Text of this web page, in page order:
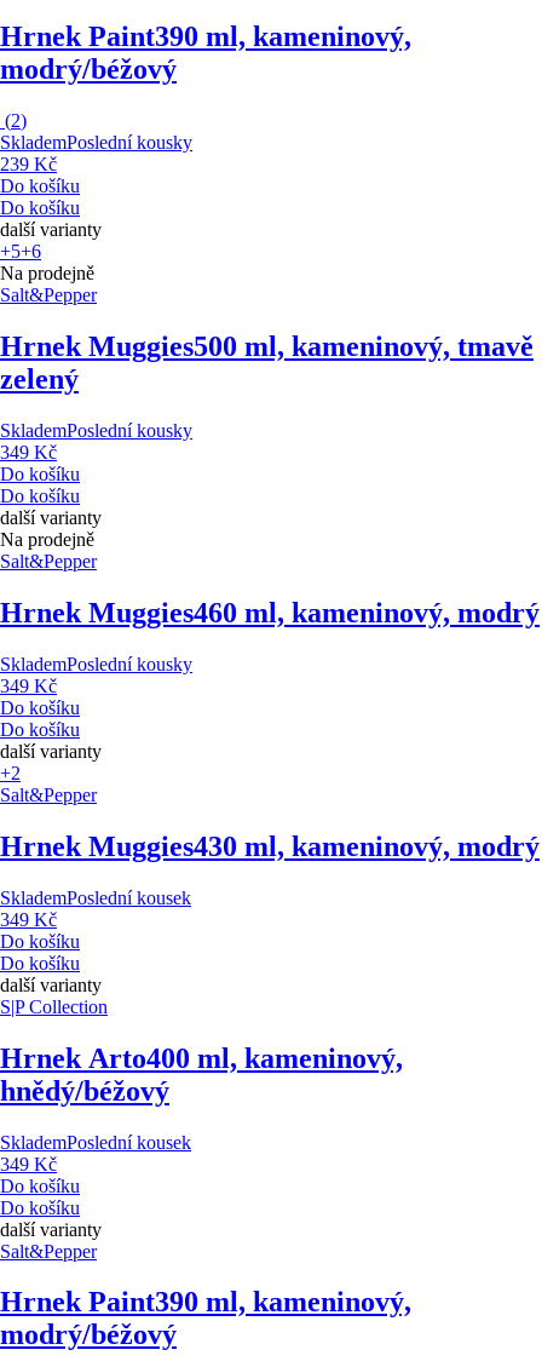
Hrnek Paint390 ml, kameninový,
modrý/béžový
(2)
SklademPoslední kousky
239 Kč
Do košíku
Do košíku
další varianty
+5+6
Na prodejně
Salt&Pepper
Hrnek Muggies500 ml, kameninový, tmavě
zelený
SklademPoslední kousky
349 Kč
Do košíku
Do košíku
další varianty
Na prodejně
Salt&Pepper
Hrnek Muggies460 ml, kameninový, modrý
SklademPoslední kousky
349 Kč
Do košíku
Do košíku
další varianty
+2
Salt&Pepper
Hrnek Muggies430 ml, kameninový, modrý
SklademPoslední kousek
349 Kč
Do košíku
Do košíku
další varianty
S|P Collection
Hrnek Arto400 ml, kameninový,
hnědý/béžový
SklademPoslední kousek
349 Kč
Do košíku
Do košíku
další varianty
Salt&Pepper
Hrnek Paint390 ml, kameninový,
modrý/béžový